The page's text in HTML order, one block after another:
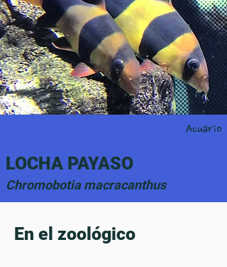
Acuario
LOCHA PAYASO
Chromobotia macracanthus
En el zoológico